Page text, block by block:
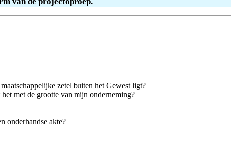
zetel buiten het Gewest ligt?
met de grootte van mijn onderneming?
onderhandse akte?